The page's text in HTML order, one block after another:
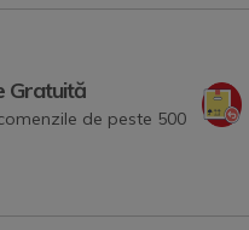
Gratuită
de peste 500